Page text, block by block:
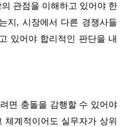
관점을 이해하고 있어야 한
지, 시장에서 다른 경쟁사들
있어야 합리적인 판단을 내
면 충돌을 감행할 수 있어야
체계적이어도 실무자가 상위